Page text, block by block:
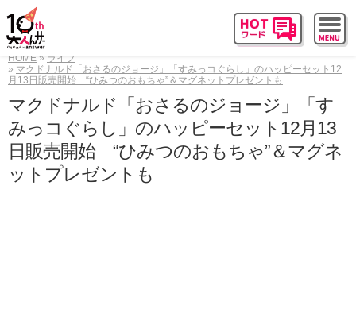
HOME
ライフ
マクドナルド「おさるのジョージ」「すみっコぐらし」のハッピーセット12
月13日販売開始 “ひみつのおもちゃ”＆マグネットプレゼントも
マクドナルド「おさるのジョージ」「す
みっコぐらし」のハッピーセット12月13
日販売開始 “ひみつのおもちゃ”＆マグネ
ットプレゼントも